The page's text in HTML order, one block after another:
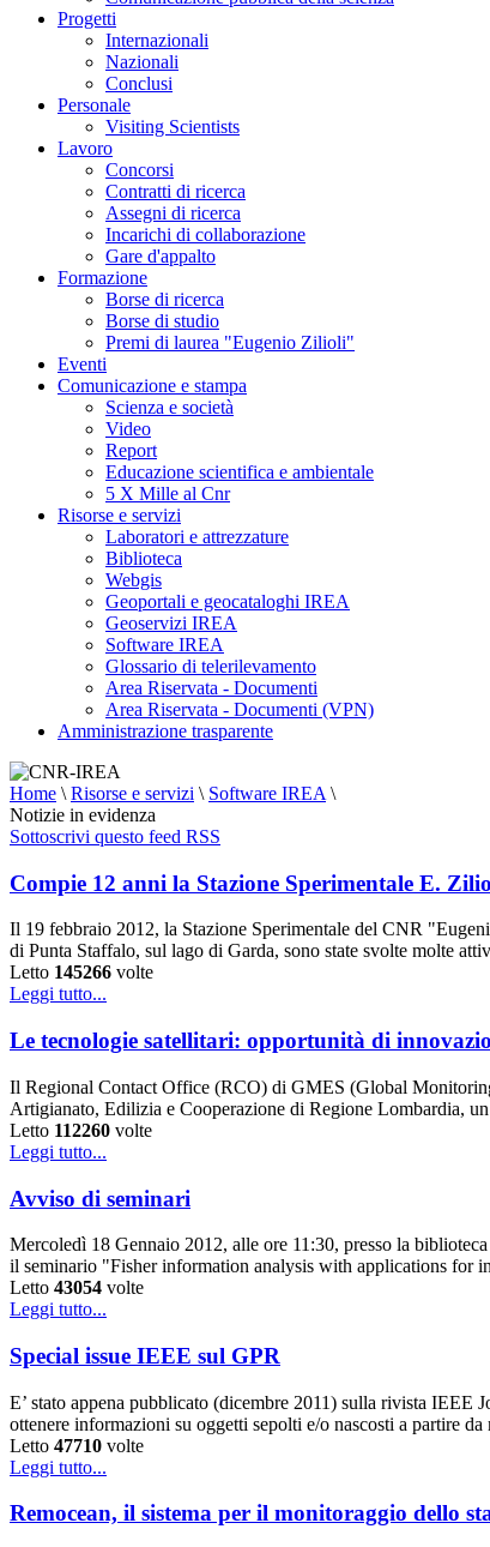
Progetti
Internazionali
Nazionali
Conclusi
Personale
Visiting Scientists
Lavoro
Concorsi
Contratti di ricerca
Assegni di ricerca
Incarichi di collaborazione
Gare d'appalto
Formazione
Borse di ricerca
Borse di studio
Premi di laurea "Eugenio Zilioli"
Eventi
Comunicazione e stampa
Scienza e società
Video
Report
Educazione scientifica e ambientale
5 X Mille al Cnr
Risorse e servizi
Laboratori e attrezzature
Biblioteca
Webgis
Geoportali e geocataloghi IREA
Geoservizi IREA
Software IREA
Glossario di telerilevamento
Area Riservata - Documenti
Area Riservata - Documenti (VPN)
Amministrazione trasparente
Home \ Risorse e servizi \ Software IREA \
Notizie in evidenza
Sottoscrivi questo feed RSS
Compie 12 anni la Stazione Sperimentale E.
Il 19 febbraio 2012, la Stazione Sperimentale del CNR
di Punta Staffalo, sul lago di Garda, sono state svolte molte
Letto 145266 volte
Leggi tutto...
Le tecnologie satellitari: opportunità di
Il Regional Contact Office (RCO) di GMES (Global
Artigianato, Edilizia e Cooperazione di Regione Lombardia,
Letto 112260 volte
Leggi tutto...
Avviso di seminari
Mercoledì 18 Gennaio 2012, alle ore 11:30, presso la
il seminario "Fisher information analysis with applications for
Letto 43054 volte
Leggi tutto...
Special issue IEEE sul GPR
E’ stato appena pubblicato (dicembre 2011) sulla rivista IEEE
ottenere informazioni su oggetti sepolti e/o nascosti a partire
Letto 47710 volte
Leggi tutto...
Remocean, il sistema per il monitoraggio dello